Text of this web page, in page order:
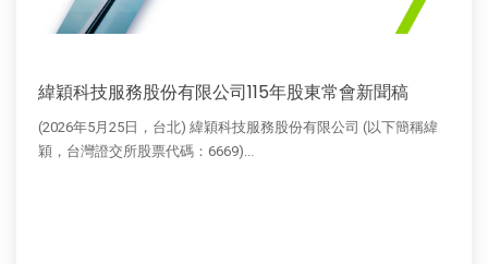
緯穎科技服務股份有限公司115年股東常會新聞稿
(2026年5月25日，台北) 緯穎科技服務股份有限公司 (以下簡稱緯
穎，台灣證交所股票代碼：6669)...